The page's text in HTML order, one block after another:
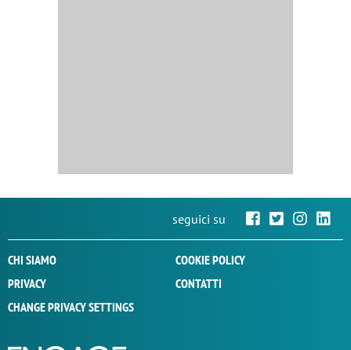
seguici su
CHI SIAMO
COOKIE POLICY
PRIVACY
CONTATTI
CHANGE PRIVACY SETTINGS